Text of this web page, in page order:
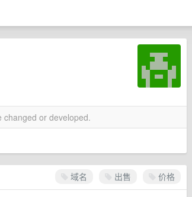
or developed.
域名 出售 价格